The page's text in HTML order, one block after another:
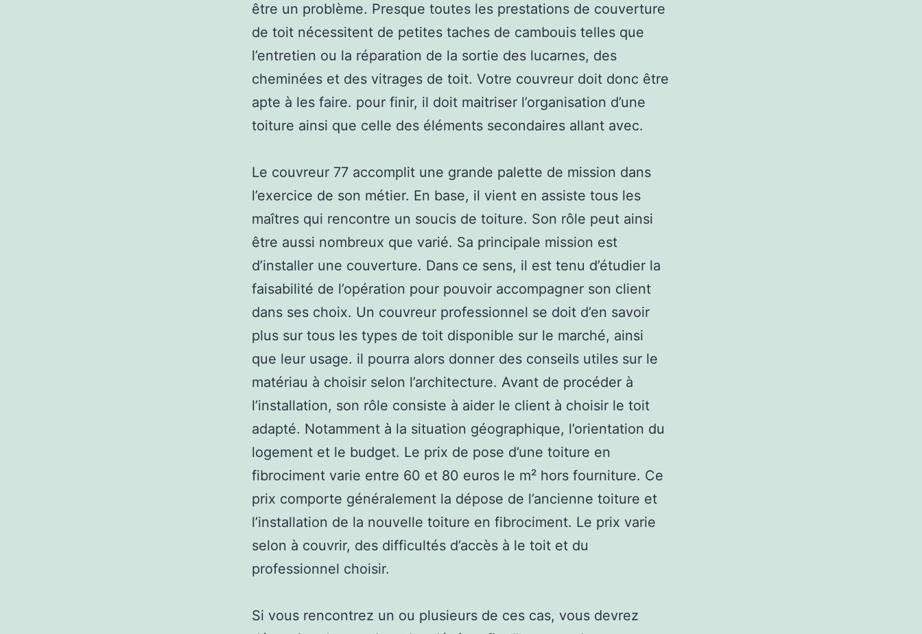
être un problème. Presque toutes les prestations de couverture
de toit nécessitent de petites taches de cambouis telles que
l’entretien ou la réparation de la sortie des lucarnes, des
cheminées et des vitrages de toit. Votre couvreur doit donc être
apte à les faire. pour finir, il doit maitriser l’organisation d’une
toiture ainsi que celle des éléments secondaires allant avec.
Le couvreur 77 accomplit une grande palette de mission dans
l’exercice de son métier. En base, il vient en assiste tous les
maîtres qui rencontre un soucis de toiture. Son rôle peut ainsi
être aussi nombreux que varié. Sa principale mission est
d’installer une couverture. Dans ce sens, il est tenu d’étudier la
faisabilité de l’opération pour pouvoir accompagner son client
dans ses choix. Un couvreur professionnel se doit d’en savoir
plus sur tous les types de toit disponible sur le marché, ainsi
que leur usage. il pourra alors donner des conseils utiles sur le
matériau à choisir selon l’architecture. Avant de procéder à
l’installation, son rôle consiste à aider le client à choisir le toit
adapté. Notamment à la situation géographique, l’orientation du
logement et le budget. Le prix de pose d’une toiture en
fibrociment varie entre 60 et 80 euros le m² hors fourniture. Ce
prix comporte généralement la dépose de l’ancienne toiture et
l’installation de la nouvelle toiture en fibrociment. Le prix varie
selon à couvrir, des difficultés d’accès à le toit et du
professionnel choisir.
Si vous rencontrez un ou plusieurs de ces cas, vous devrez